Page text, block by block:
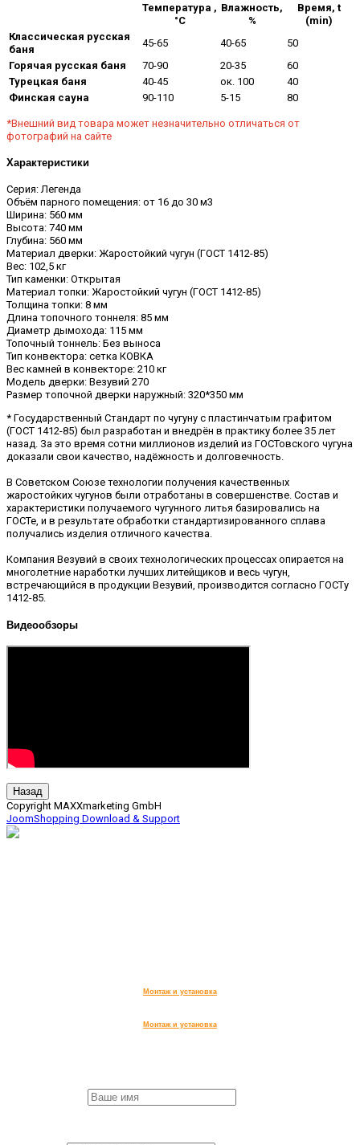
Температура ,
°С
Влажность,
%
Время, t
(min)
Классическая русская
баня
45-65 40-65
50
Горячая русская баня
70-90 20-35
60
Турецкая баня
40-45 ок. 100
40
Финская сауна
90-110 5-15 80
*Внешний вид товара может незначительно отличаться от
фотографий на сайте
Характеристики
Серия: Легенда
Объём парного помещения: от 16 до 30 м3
Ширина: 560 мм
Высота: 740 мм
Глубина: 560 мм
Материал дверки: Жаростойкий чугун (ГОСТ 1412-85)
Вес: 102,5 кг
Тип каменки: Открытая
Материал топки: Жаростойкий чугун (ГОСТ 1412-85)
Толщина топки: 8 мм
Длина топочного тоннеля: 85 мм
Диаметр дымохода: 115 мм
Топочный тоннель: Без выноса
Тип конвектора: сетка КОВКА
Вес камней в конвекторе: 210 кг
Модель дверки: Везувий 270
Размер топочной дверки наружный: 320*350 мм
* Государственный Стандарт по чугуну с пластинчатым графитом
(ГОСТ 1412-85) был разработан и внедрён в практику более 35 лет
назад. За это время сотни миллионов изделий из ГОСТовского чугуна
доказали свои качество, надёжность и долговечность.
В Советском Союзе технологии получения качественных
жаростойких чугунов были отработаны в совершенстве. Состав и
характеристики получаемого чугунного литья базировались на
ГОСТе, и в результате обработки стандартизированного сплава
получались изделия отличного качества.
Компания Везувий в своих технологических процессах опирается на
многолетние наработки лучших литейщиков и весь чугун,
встречающийся в продукции Везувий, производится согласно ГОСТу
1412-85.
Видеообзоры
Copyright MAXXmarketing GmbH
JoomShopping Download & Support
Монтаж и установка
Монтаж и установка